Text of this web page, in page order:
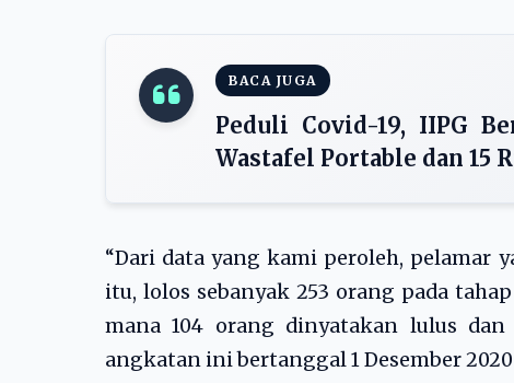
BACA JUGA
Peduli Covid-19, IIPG
Wastafel Portable dan 15
“Dari data yang kami peroleh, pelamar
itu, lolos sebanyak 253 orang pada
mana 104 orang dinyatakan lulus
angkatan ini bertanggal 1 Desember